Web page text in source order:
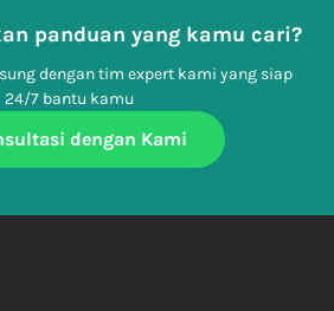
panduan yang kamu cari?
dengan tim expert kami yang siap
24/7 bantu kamu
dengan Kami